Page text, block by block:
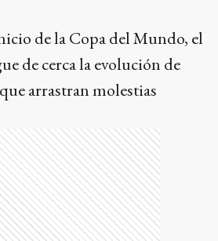
de la Copa del Mundo, el
de cerca la evolución de
arrastran molestias